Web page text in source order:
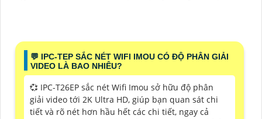
️💬 IPC-TEP SẮC NÉT WIFI IMOU CÓ ĐỘ PHÂN GIẢI
VIDEO LÀ BAO NHIÊU?
💞 IPC-T26EP sắc nét Wifi Imou sở hữu độ phân
giải video tới 2K Ultra HD, giúp bạn quan sát chi
tiết và rõ nét hơn hầu hết các chi tiết, ngay cả